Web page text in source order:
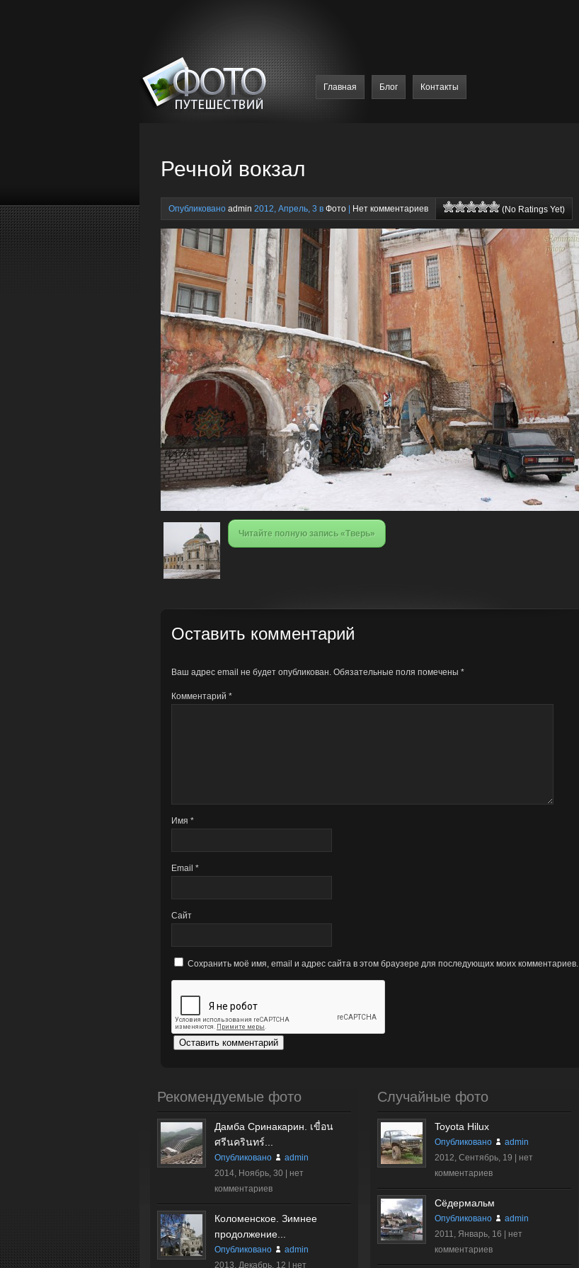
Главная Блог Контакты
Речной вокзал
Опубликовано admin 2012, Апрель, 3 в Фото Нет комментариев (No Ratings Yet)
Читайте полную запись «Тверь»
Оставить комментарий
Ваш адрес email не будет опубликован. Обязательные поля помечены *
Комментарий *
Имя *
Email *
Сайт
Сохранить моё имя, email и адрес сайта в этом браузере для последующих моих комментариев.
Рекомендуемые фото
Дамба Сринакарин. เขื่อน
ศรีนครินทร์...
Опубликовано
admin
2014, Ноябрь, 30 | нет
комментариев
Коломенское. Зимнее
продолжение...
Опубликовано
admin
2013, Декабрь, 12 | нет
Случайные фото
Toyota Hilux
Опубликовано
admin
2012, Сентябрь, 19 | нет
комментариев
Сёдермальм
Опубликовано
admin
2011, Январь, 16 | нет
комментариев